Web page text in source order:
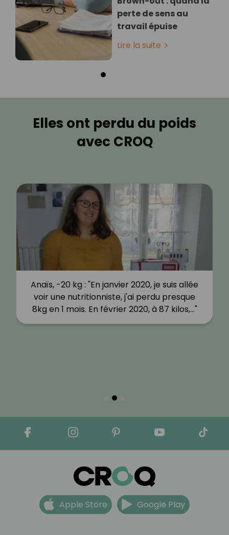
perte de sens au
travail épuise
Lire la suite
Elles ont perdu du poids
avec CROQ
Anaïs, -20 kg : "En janvier 2020, je suis allée
voir une nutritionniste, j'ai perdu presque
8kg en 1 mois. En février 2020, à 87 kilos,…"
Apple Store Google Play